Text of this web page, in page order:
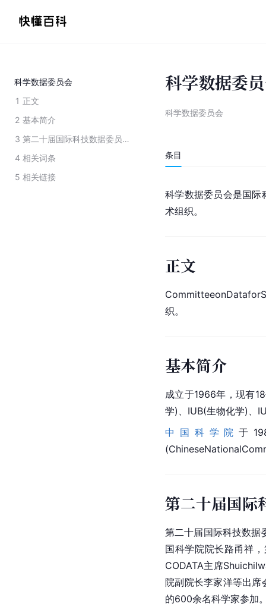
科学数据委员会
1 正文
2 基本简介
3
第二十届国际科技数据委员会国际学术会议在京开幕
4 相关词条
5 相关链接
科学数据委
科学数据委员会
条目
科学数据委员会是国际
术组织。
正文
CommitteeonData
织。
基本简介
成立于1966年，现有
学)、IUB(生物化学)、
中国科学院于
第二十届国际
第二十届国际科技数据
国科学院院长路甬祥
CODATA主席
院副院长李家洋等出席
的600余名科学家参加